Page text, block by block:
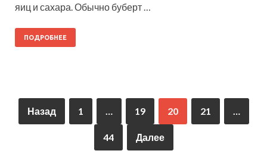
яиц и сахара. Обычно буберт …
ПОДРОБНЕЕ
Назад 1 19 20 21
44 Далее